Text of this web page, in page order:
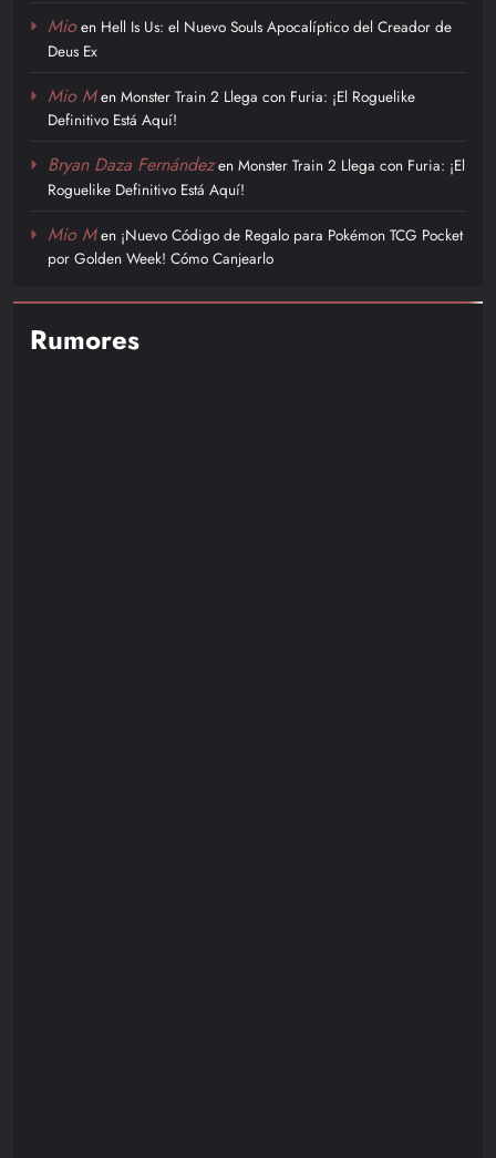
Mioen Hell Is Us: el Nuevo Souls Apocalíptico del Creador de
Deus Ex
Mio Men Monster Train 2 Llega con Furia: ¡El Roguelike
Definitivo Está Aquí!
Bryan Daza Fernándezen Monster Train 2 Llega con Furia: ¡El
Roguelike Definitivo Está Aquí!
Mio Men ¡Nuevo Código de Regalo para Pokémon TCG Pocket
por Golden Week! Cómo Canjearlo
Rumores